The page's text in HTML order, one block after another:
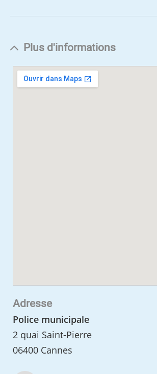
Plus d'informations
Adresse
Police municipale
2 quai Saint-Pierre
06400 Cannes